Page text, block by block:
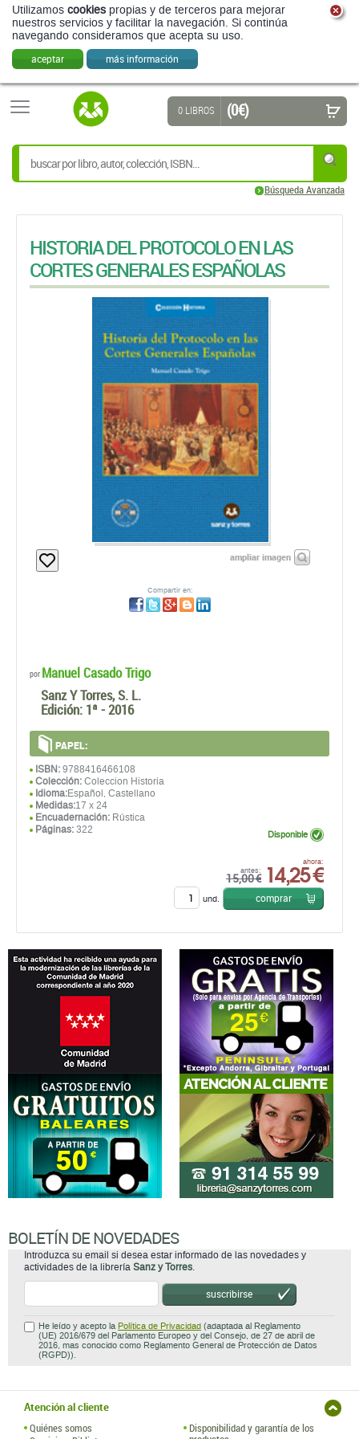
Utilizamos cookies propias y de terceros para mejorar
nuestros servicios y facilitar la navegación. Si continúa
navegando consideramos que acepta su uso.
aceptar más información
Búsqueda Avanzada
0 LIBROS (0 €)
HISTORIA DEL PROTOCOLO EN LAS
CORTES GENERALES ESPAÑOLAS
ampliar imagen
Compartir en:
por Manuel Casado Trigo
Sanz Y Torres, S. L.
Edición: 1ª - 2016
PAPEL:
ISBN: 9788416466108
Colección: Coleccion Historia
Idioma:Español, Castellano
Medidas:17 x 24
Encuadernación: Rústica
Páginas: 322
antes:
15,00 €
ahora:
14,25 €
Disponible
und. comprar
BOLETÍN DE NOVEDADES
Introduzca su email si desea estar informado de las novedades y
actividades de la librería Sanz y Torres.
suscribirse
He leído y acepto la Política de Privacidad (adaptada al Reglamento
(UE) 2016/679 del Parlamento Europeo y del Consejo, de 27 de abril de
2016, mas conocido como Reglamento General de Protección de Datos
(RGPD)).
Atención al cliente
Quiénes somos
Disponibilidad y garantía de los